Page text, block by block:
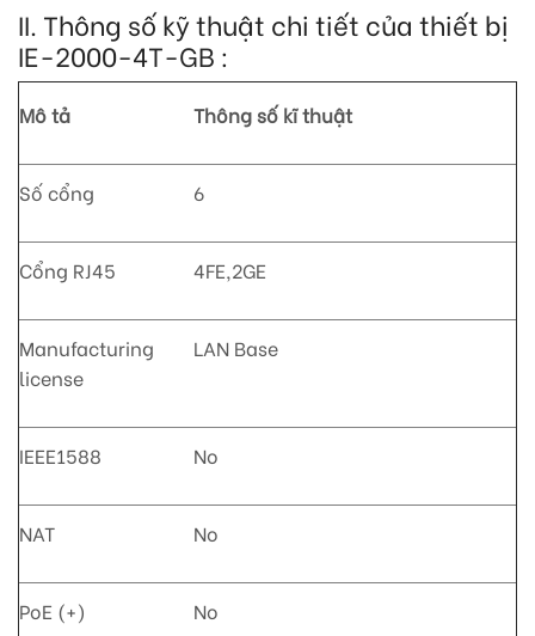
II. Thông số kỹ thuật chi tiết của thiết bị
IE-2000-4T-GB :
Mô tả Thông số kĩ thuật
Số cổng 6
Cổng RJ45 4FE,2GE
Manufacturing
license
LAN Base
IEEE1588 No
NAT No
PoE (+) No